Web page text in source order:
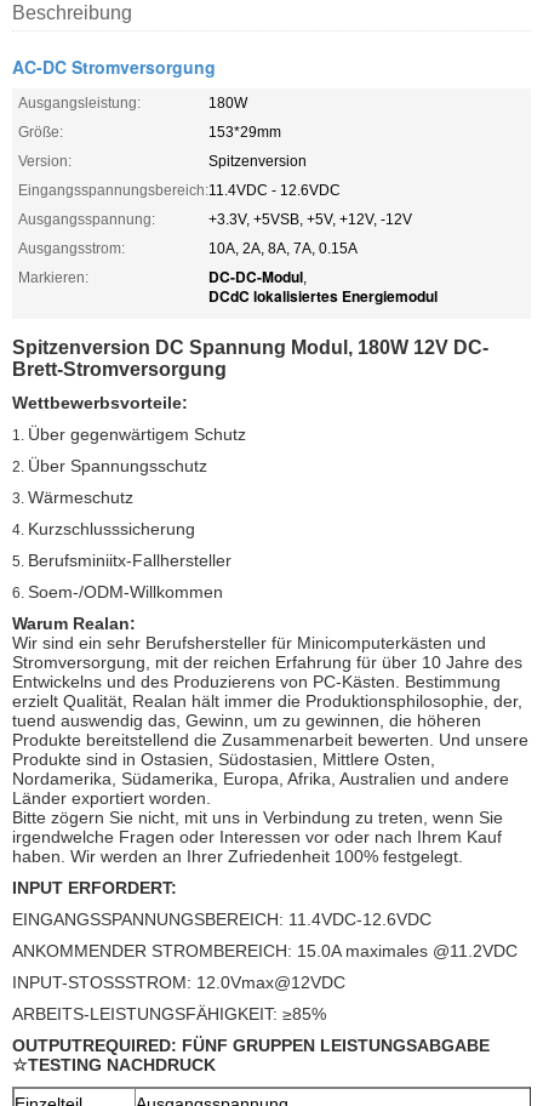
Beschreibung
AC-DC Stromversorgung
Ausgangsleistung:
180W
Größe:
153*29mm
Version:
Spitzenversion
Eingangsspannungsbereich:11.4VDC - 12.6VDC
Ausgangsspannung:
+3.3V, +5VSB, +5V, +12V, -12V
Ausgangsstrom:
10A, 2A, 8A, 7A, 0.15A
Markieren:
DC-DC-Modul,
DCdC lokalisiertes Energiemodul
Spitzenversion DC Spannung Modul, 180W 12V DC-
Brett-Stromversorgung
Wettbewerbsvorteile:
1. Über gegenwärtigem Schutz
2. Über Spannungsschutz
3. Wärmeschutz
4. Kurzschlusssicherung
5. Berufsminiitx-Fallhersteller
6. Soem-/ODM-Willkommen
Warum Realan:
Wir sind ein sehr Berufshersteller für Minicomputerkästen und
Stromversorgung, mit der reichen Erfahrung für über 10 Jahre des
Entwickelns und des Produzierens von PC-Kästen. Bestimmung
erzielt Qualität, Realan hält immer die Produktionsphilosophie, der,
tuend auswendig das, Gewinn, um zu gewinnen, die höheren
Produkte bereitstellend die Zusammenarbeit bewerten. Und unsere
Produkte sind in Ostasien, Südostasien, Mittlere Osten,
Nordamerika, Südamerika, Europa, Afrika, Australien und andere
Länder exportiert worden.
Bitte zögern Sie nicht, mit uns in Verbindung zu treten, wenn Sie
irgendwelche Fragen oder Interessen vor oder nach Ihrem Kauf
haben. Wir werden an Ihrer Zufriedenheit 100% festgelegt.
INPUT ERFORDERT:
EINGANGSSPANNUNGSBEREICH: 11.4VDC-12.6VDC
ANKOMMENDER STROMBEREICH: 15.0A maximales @11.2VDC
INPUT-STOSSSTROM: 12.0Vmax@12VDC
ARBEITS-LEISTUNGSFÄHIGKEIT: ≥85%
OUTPUTREQUIRED: FÜNF GRUPPEN LEISTUNGSABGABE
☆TESTING NACHDRUCK